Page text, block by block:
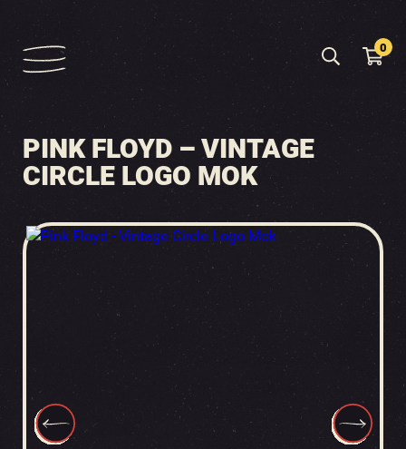
0
PINK FLOYD – VINTAGE
CIRCLE LOGO MOK